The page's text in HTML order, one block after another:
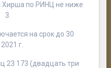
Хирша по РИНЦ не ниже
3.
на срок до 30
г.
23 173 (двадцать три